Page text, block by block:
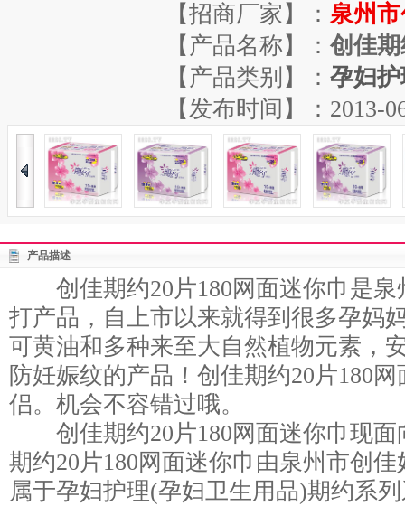
【招商厂家】： 泉州
【产品名称】： 创佳期
【产品类别】： 孕妇
【发布时间】：2013-
产品描述
创佳期约20片180网面迷你巾是泉
打产品，自上市以来就得到很多孕妈
可黄油和多种来至大自然植物元素，
防妊娠纹的产品！创佳期约20片180
侣。机会不容错过哦。
创佳期约20片180网面迷你巾现面
期约20片180网面迷你巾由泉州市创
属于孕妇护理(孕妇卫生用品)期约系